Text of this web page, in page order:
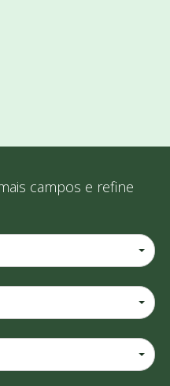
campos e refine